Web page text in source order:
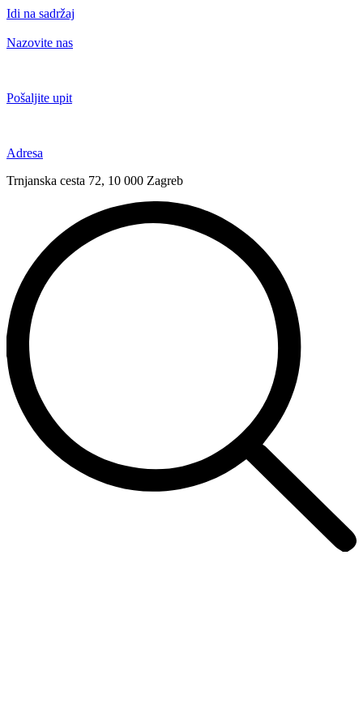
Idi na sadržaj
Nazovite nas
Pošaljite upit
Adresa
Trnjanska cesta 72, 10 000 Zagreb